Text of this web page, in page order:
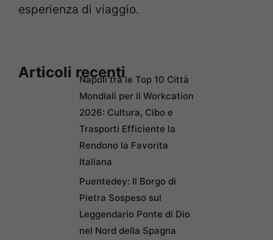
esperienza di viaggio.
Articoli recentiNapoli tra le Top 10 Città
Mondiali per il Workcation
2026: Cultura, Cibo e
Trasporti Efficiente la
Rendono la Favorita
Italiana
Puentedey: Il Borgo di
Pietra Sospeso sul
Leggendario Ponte di Dio
nel Nord della Spagna